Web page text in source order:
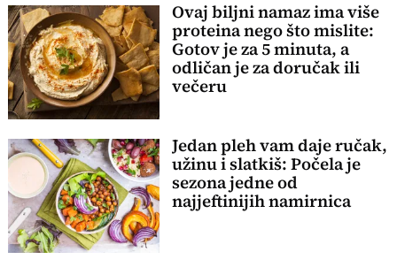
Ovaj biljni namaz ima više
proteina nego što mislite:
Gotov je za 5 minuta, a
odličan je za doručak ili
večeru
Jedan pleh vam daje ručak,
užinu i slatkiš: Počela je
sezona jedne od
najjeftinijih namirnica